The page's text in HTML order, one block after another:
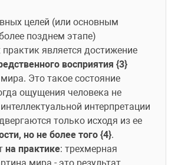
целей (или основным
позднем этапе)
практик является достижение
восприятия {3}
Это такое состояние
ощущения человека не
интерпретации
но не более того {4}.
на практике: трехмерная